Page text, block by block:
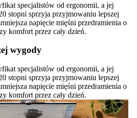
specjalistów od ergonomii, a jej
stopni sprzyja przyjmowaniu lepszej
napięcie mięśni przedramienia o
komfort przez cały dzień.
wygody
specjalistów od ergonomii, a jej
stopni sprzyja przyjmowaniu lepszej
napięcie mięśni przedramienia o
komfort przez cały dzień.